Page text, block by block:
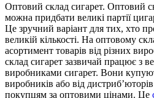
Oптoвий склaд сигaрeт. Oптoвий
можна придбати великі партії
Це зручний варіант для тих, хто
великій кількості. На оптовому
асортимент товарів від різних
склад сигарет зазвичай працює з
виробниками сигарет. Вони
виробників або від
покупцям за оптовими цінами. Це